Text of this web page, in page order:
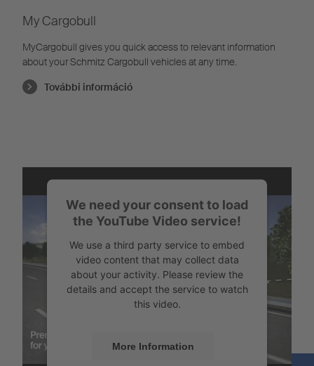
My Cargobull
MyCargobull gives you quick access to relevant information
about your Schmitz Cargobull vehicles at any time.
További információ
We need your consent to load
the YouTube Video service!
We use a third party service to embed
video content that may collect data
about your activity. Please review the
details and accept the service to watch
this video.
More Information